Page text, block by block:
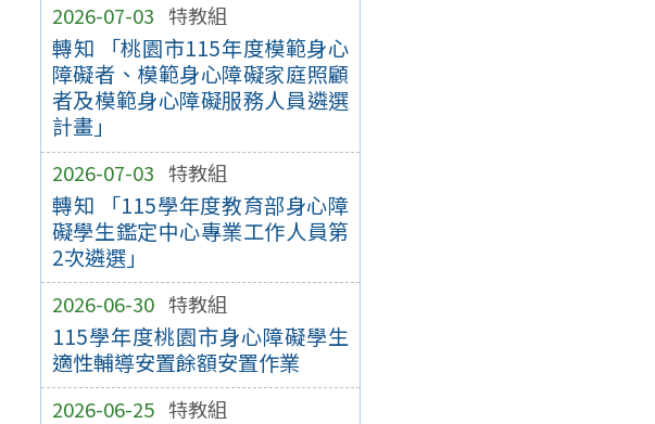
2026-07-03 特教組
轉知 「桃園市115年度模範身心
障礙者、模範身心障礙家庭照顧
者及模範身心障礙服務人員遴選
計畫」
2026-07-03 特教組
轉知 「115學年度教育部身心障
礙學生鑑定中心專業工作人員第
2次遴選」
2026-06-30 特教組
115學年度桃園市身心障礙學生
適性輔導安置餘額安置作業
2026-06-25 特教組